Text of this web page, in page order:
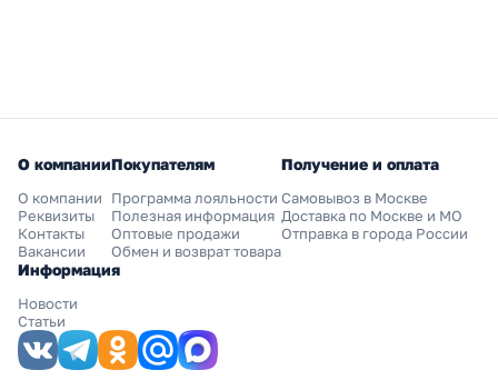
О компании
О компании
Реквизиты
Контакты
Вакансии
Покупателям
Программа лояльности
Полезная информация
Оптовые продажи
Обмен и возврат товара
Получение и оплата
Самовывоз в Москве
Доставка по Москве и МО
Отправка в города России
Информация
Новости
Статьи